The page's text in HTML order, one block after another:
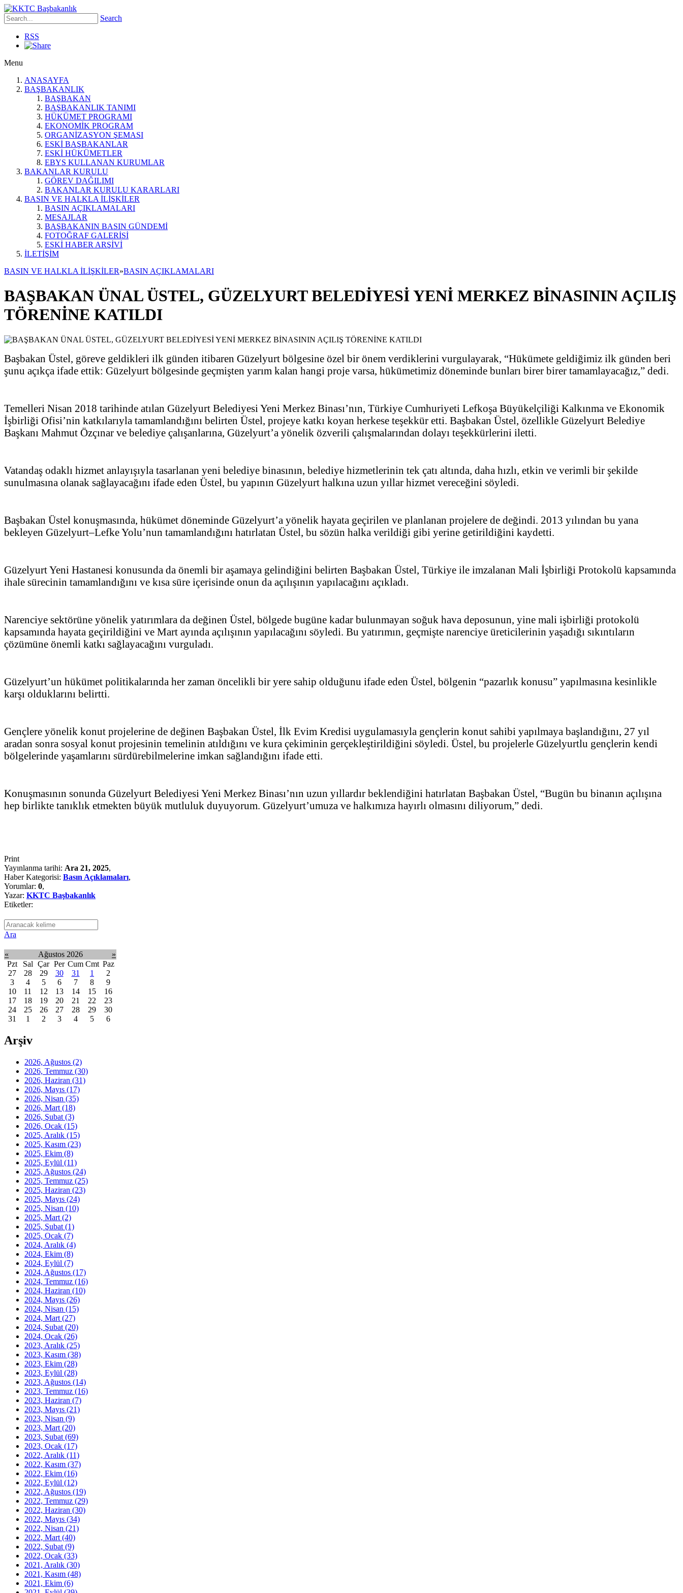
Search
RSS
Menu
ANASAYFA
BAŞBAKANLIK
BAŞBAKAN
BAŞBAKANLIK TANIMI
HÜKÜMET PROGRAMI
EKONOMİK PROGRAM
ORGANİZASYON ŞEMASI
ESKİ BAŞBAKANLAR
ESKİ HÜKÜMETLER
EBYS KULLANAN KURUMLAR
BAKANLAR KURULU
GÖREV DAĞILIMI
BAKANLAR KURULU KARARLARI
BASIN VE HALKLA İLİŞKİLER
BASIN AÇIKLAMALARI
MESAJLAR
BAŞBAKANIN BASIN GÜNDEMİ
FOTOĞRAF GALERİSİ
ESKİ HABER ARŞİVİ
İLETİŞİM
BASIN VE HALKLA İLİŞKİLER»BASIN AÇIKLAMALARI
BAŞBAKAN ÜNAL ÜSTEL, GÜZELYURT BELEDİYESİ YENİ MERKEZ BİNASININ AÇILIŞ
TÖRENİNE KATILDI
Başbakan Üstel, göreve geldikleri ilk günden itibaren Güzelyurt bölgesine özel bir önem verdiklerini vurgulayarak, “Hükümete geldiğimiz ilk günden beri
şunu açıkça ifade ettik: Güzelyurt bölgesinde geçmişten yarım kalan hangi proje varsa, hükümetimiz döneminde bunları birer birer tamamlayacağız,” dedi.
Temelleri Nisan 2018 tarihinde atılan Güzelyurt Belediyesi Yeni Merkez Binası’nın, Türkiye Cumhuriyeti Lefkoşa Büyükelçiliği Kalkınma ve Ekonomik
İşbirliği Ofisi’nin katkılarıyla tamamlandığını belirten Üstel, projeye katkı koyan herkese teşekkür etti. Başbakan Üstel, özellikle Güzelyurt Belediye
Başkanı Mahmut Özçınar ve belediye çalışanlarına, Güzelyurt’a yönelik özverili çalışmalarından dolayı teşekkürlerini iletti.
Vatandaş odaklı hizmet anlayışıyla tasarlanan yeni belediye binasının, belediye hizmetlerinin tek çatı altında, daha hızlı, etkin ve verimli bir şekilde
sunulmasına olanak sağlayacağını ifade eden Üstel, bu yapının Güzelyurt halkına uzun yıllar hizmet vereceğini söyledi.
Başbakan Üstel konuşmasında, hükümet döneminde Güzelyurt’a yönelik hayata geçirilen ve planlanan projelere de değindi. 2013 yılından bu yana
bekleyen Güzelyurt–Lefke Yolu’nun tamamlandığını hatırlatan Üstel, bu sözün halka verildiği gibi yerine getirildiğini kaydetti.
Güzelyurt Yeni Hastanesi konusunda da önemli bir aşamaya gelindiğini belirten Başbakan Üstel, Türkiye ile imzalanan Mali İşbirliği Protokolü kapsamında
ihale sürecinin tamamlandığını ve kısa süre içerisinde onun da açılışının yapılacağını açıkladı.
Narenciye sektörüne yönelik yatırımlara da değinen Üstel, bölgede bugüne kadar bulunmayan soğuk hava deposunun, yine mali işbirliği protokolü
kapsamında hayata geçirildiğini ve Mart ayında açılışının yapılacağını söyledi. Bu yatırımın, geçmişte narenciye üreticilerinin yaşadığı sıkıntıların
çözümüne önemli katkı sağlayacağını vurguladı.
Güzelyurt’un hükümet politikalarında her zaman öncelikli bir yere sahip olduğunu ifade eden Üstel, bölgenin “pazarlık konusu” yapılmasına kesinlikle
karşı olduklarını belirtti.
Gençlere yönelik konut projelerine de değinen Başbakan Üstel, İlk Evim Kredisi uygulamasıyla gençlerin konut sahibi yapılmaya başlandığını, 27 yıl
aradan sonra sosyal konut projesinin temelinin atıldığını ve kura çekiminin gerçekleştirildiğini söyledi. Üstel, bu projelerle Güzelyurtlu gençlerin kendi
bölgelerinde yaşamlarını sürdürebilmelerine imkan sağlandığını ifade etti.
Konuşmasının sonunda Güzelyurt Belediyesi Yeni Merkez Binası’nın uzun yıllardır beklendiğini hatırlatan Başbakan Üstel, “Bugün bu binanın açılışına
hep birlikte tanıklık etmekten büyük mutluluk duyuyorum. Güzelyurt’umuza ve halkımıza hayırlı olmasını diliyorum,” dedi.
Print
Yayınlanma tarihi: Ara 21, 2025,
Haber Kategorisi: Basın Açıklamaları,
Yorumlar: 0,
Yazar: KKTC Başbakanlık
Etiketler:
Ara
« Ağustos 2026
»
Pzt
Sal Çar Per Cum Cmt Paz
27
28 29 30 31 1
2
3
4 5 6 7 8
9
10
11 12 13 14 15
16
17
18 19 20 21 22
23
24
25 26 27 28 29
30
31
1 2 3 4 5 6
Arşiv
2026, Ağustos (2)
2026, Temmuz (30)
2026, Haziran (31)
2026, Mayıs (17)
2026, Nisan (35)
2026, Mart (18)
2026, Şubat (3)
2026, Ocak (15)
2025, Aralık (15)
2025, Kasım (23)
2025, Ekim (8)
2025, Eylül (11)
2025, Ağustos (24)
2025, Temmuz (25)
2025, Haziran (23)
2025, Mayıs (24)
2025, Nisan (10)
2025, Mart (2)
2025, Şubat (1)
2025, Ocak (7)
2024, Aralık (4)
2024, Ekim (8)
2024, Eylül (7)
2024, Ağustos (17)
2024, Temmuz (16)
2024, Haziran (10)
2024, Mayıs (26)
2024, Nisan (15)
2024, Mart (27)
2024, Şubat (20)
2024, Ocak (26)
2023, Aralık (25)
2023, Kasım (38)
2023, Ekim (28)
2023, Eylül (28)
2023, Ağustos (14)
2023, Temmuz (16)
2023, Haziran (7)
2023, Mayıs (21)
2023, Nisan (9)
2023, Mart (20)
2023, Şubat (69)
2023, Ocak (17)
2022, Aralık (11)
2022, Kasım (37)
2022, Ekim (16)
2022, Eylül (12)
2022, Ağustos (19)
2022, Temmuz (29)
2022, Haziran (30)
2022, Mayıs (34)
2022, Nisan (21)
2022, Mart (40)
2022, Şubat (9)
2022, Ocak (33)
2021, Aralık (30)
2021, Kasım (48)
2021, Ekim (6)